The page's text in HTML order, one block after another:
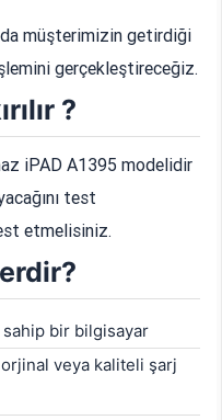
müşterimizin getirdiği
gerçekleştireceğiz.
?
iPAD A1395 modelidir
test
etmelisiniz.
bir bilgisayar
veya kaliteli şarj